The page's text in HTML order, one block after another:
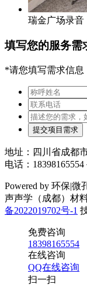
瑞金广场录音
填写您的服务需
*请您填写需求信息
提交项目需求
地址：四川省成都
电话：
Powered by 环保|
声声学（成都）材
备2022019702号-1
免费咨询
18398165554
在线咨询
QQ在线咨询
扫一扫